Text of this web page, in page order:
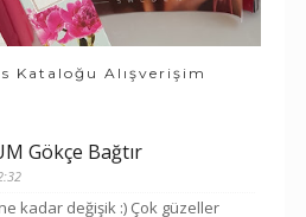
Kataloğu Alışverişim
Gökçe Bağtır
ne kadar değişik :) Çok güzeller